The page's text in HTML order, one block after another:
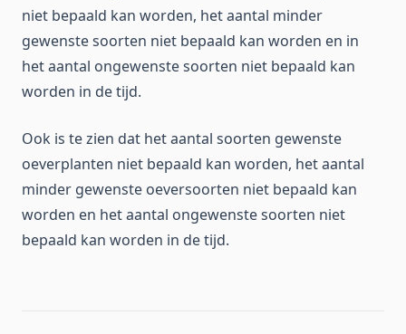
niet bepaald kan worden, het aantal minder
gewenste soorten niet bepaald kan worden en in
het aantal ongewenste soorten niet bepaald kan
worden in de tijd.
Ook is te zien dat het aantal soorten gewenste
oeverplanten niet bepaald kan worden, het aantal
minder gewenste oeversoorten niet bepaald kan
worden en het aantal ongewenste soorten niet
bepaald kan worden in de tijd.